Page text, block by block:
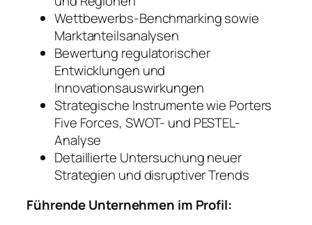
Wettbewerbs-Benchmarking sowie
Marktanteilsanalysen
Bewertung regulatorischer
Entwicklungen und
Innovationsauswirkungen
Strategische Instrumente wie Porters
Five Forces, SWOT- und PESTEL-
Analyse
Detaillierte Untersuchung neuer
Strategien und disruptiver Trends
Führende Unternehmen im Profil: